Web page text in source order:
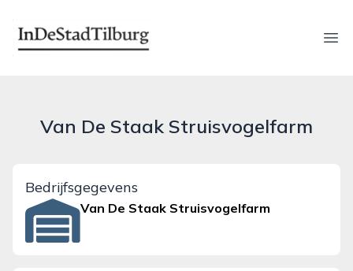
indestadtilburg.nl
Van De Staak Struisvogelfarm
Bedrijfsgegevens
Van De Staak Struisvogelfarm